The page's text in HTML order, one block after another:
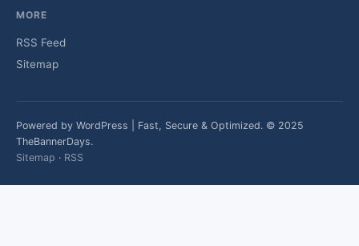
MORE
RSS Feed
Sitemap
Powered by WordPress | Fast, Secure & Optimized. © 2025
TheBannerDays.
Sitemap · RSS